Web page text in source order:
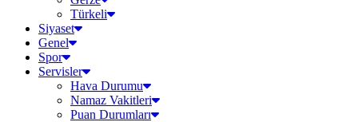
Türkeli
Siyaset
Genel
Spor
Servisler
Hava Durumu
Namaz Vakitleri
Puan Durumları